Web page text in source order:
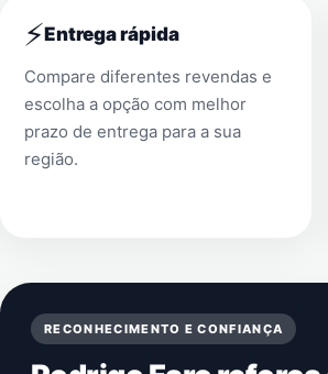
⚡Entrega rápida
Compare diferentes revendas e
escolha a opção com melhor
prazo de entrega para a sua
região.
RECONHECIMENTO E CONFIANÇA